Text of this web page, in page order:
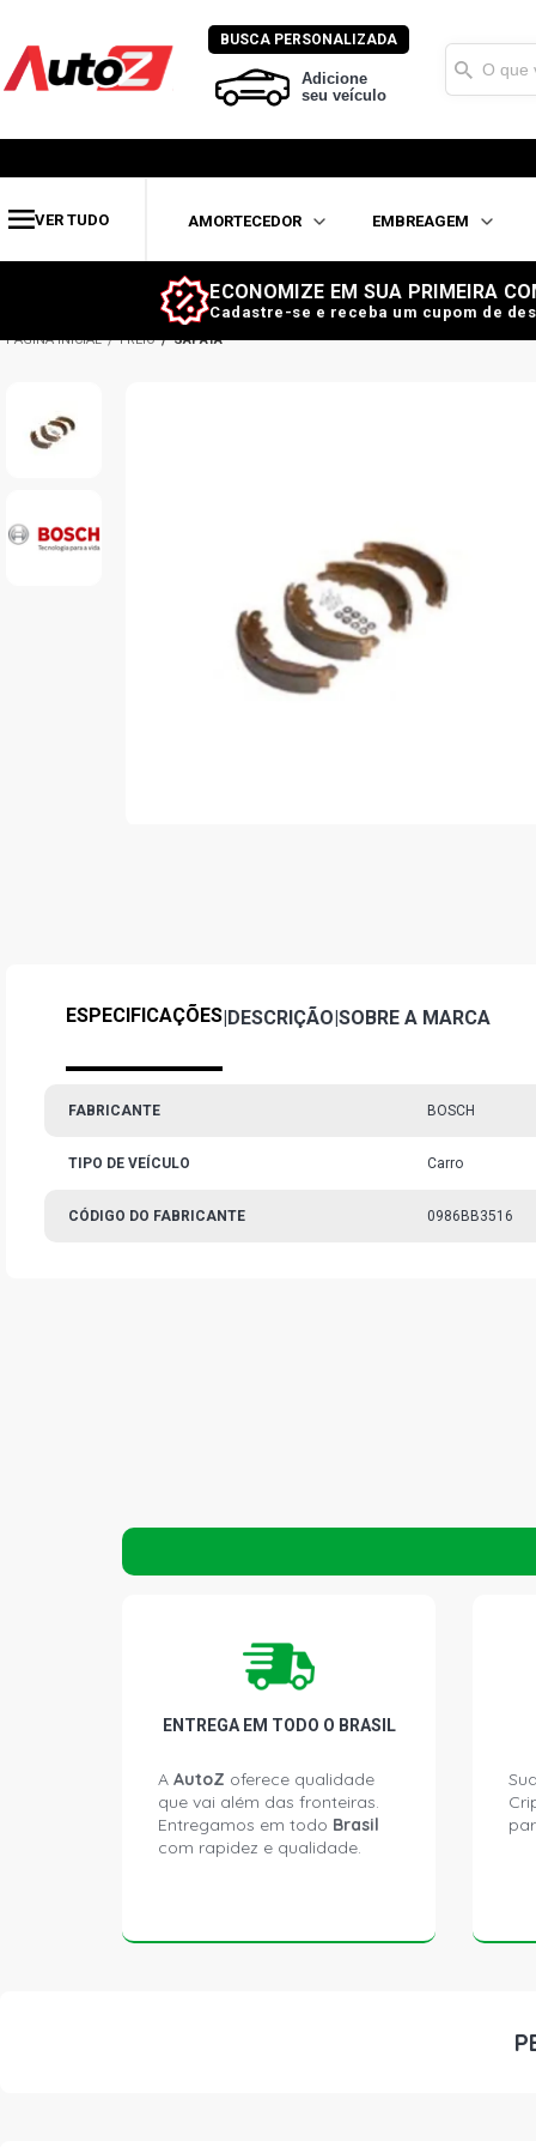
BUSCA PERSONALIZADA
Adicione
seu veículo
VER TUDO AMORTECEDOR EMBREAGEM
ECONOMIZE EM SUA PRIMEIRA
Cadastre-se e receba um cupom de
FREIO SAPATA
ESPECIFICAÇÕES|DESCRIÇÃO|SOBRE A MARCA
FABRICANTE BOSCH
TIPO DE VEÍCULO Carro
CÓDIGO DO FABRICANTE 0986BB3516
ENTREGA EM TODO O BRASIL
A AutoZ oferece qualidade
que vai além das fronteiras.
Entregamos em todo Brasil
com rapidez e qualidade.